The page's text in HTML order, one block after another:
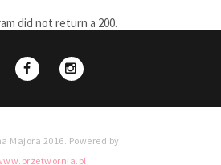
did not return a 200.
Majora 2016. Powered by